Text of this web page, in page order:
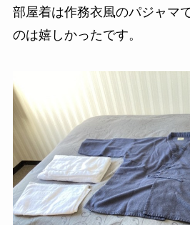
部屋着は作務衣風のパジャマ
のは嬉しかったです。